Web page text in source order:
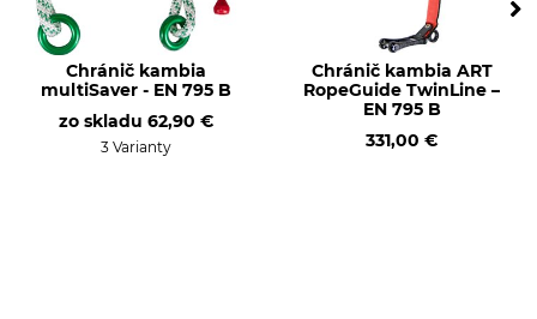
Chránič kambia
multiSaver - EN 795 B
zo skladu 62,90 €
3 Varianty
Chránič kambia ART
RopeGuide TwinLine –
EN 795 B
331,00 €